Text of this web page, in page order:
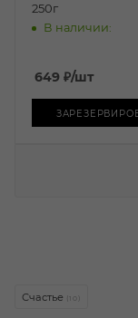
250г
В наличии:
649 ₽/шт
Счастье (10)